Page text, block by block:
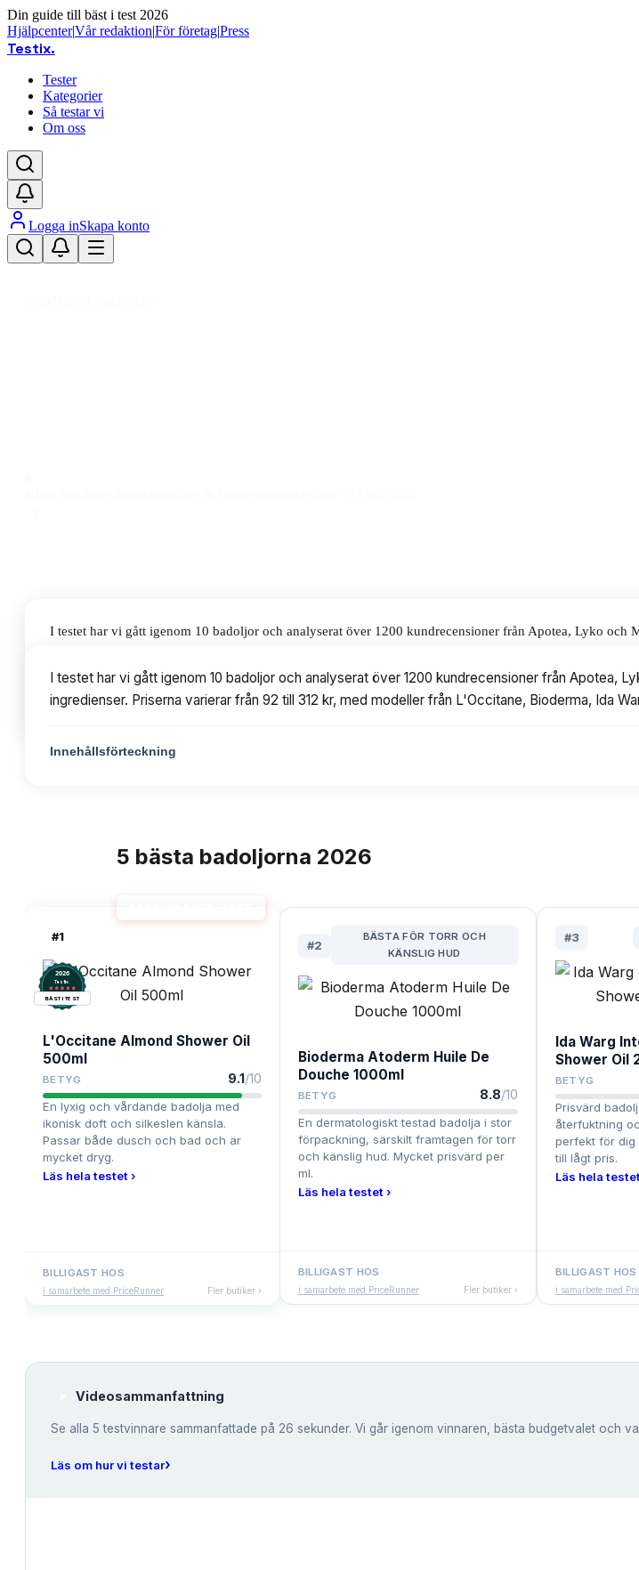
Din guide till bäst i test 2026
Hjälpcenter|Vår redaktion|För företag|Press
Testix.
Tester
Kategorier
Så testar vi
Om oss
Logga inSkapa konto
I testet har vi gått igenom 10 badoljor och analyserat över 1200 kundrecensioner från Apotea, Lyko
Innehållsförteckning
I testet har vi gått igenom 10 badoljor och analyserat över 1200 kundrecensioner från Apotea,
ingredienser. Priserna varierar från 92 till 312 kr, med modeller från L'Occitane, Bioderma, Ida
Innehållsförteckning
5 bästa badoljorna 2026
#1
2026
Testix.
BÄST I TEST
L'Occitane Almond Shower Oil
500ml
BETYG 9.1/10
En lyxig och vårdande badolja med
ikonisk doft och silkeslen känsla.
Passar både dusch och bad och är
mycket dryg.
Läs hela testet ›
BILLIGAST HOS
i samarbete med PriceRunner Fler butiker ›
#2
BÄSTA FÖR TORR OCH
KÄNSLIG HUD
Bioderma Atoderm Huile De
Douche 1000ml
BETYG 8.8/10
En dermatologiskt testad badolja i stor
förpackning, särskilt framtagen för torr
och känslig hud. Mycket prisvärd per
ml.
Läs hela testet ›
BILLIGAST HOS
i samarbete med PriceRunner Fler butiker ›
#3
Ida Warg
Shower Oil
BETYG
Prisvärd
återfuktning
perfekt för dig
till lågt pris.
Läs hela
BILLIGAST HOS
i samarbete med
Videosammanfattning
Se alla 5 testvinnare sammanfattade på 26 sekunder. Vi går igenom vinnaren, bästa budgetvalet och
Läs om hur vi testar›